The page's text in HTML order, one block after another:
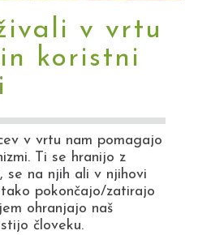
v vrtu
koristni
v vrtu nam pomagajo
Ti se hranijo z
se na njih ali v njihovi
pokončajo/zatirajo
ohranjajo naš
človeku.